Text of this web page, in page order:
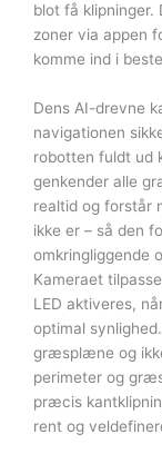
blot få klipninger.
zoner via appen
komme ind i
Dens AI-drevne
navigationen
robotten fuldt ud
genkender alle
realtid og forstår
ikke er – så den
omkringliggende
Kameraet
LED aktiveres,
optimal
græsplæne og
perimeter og
præcis
rent og